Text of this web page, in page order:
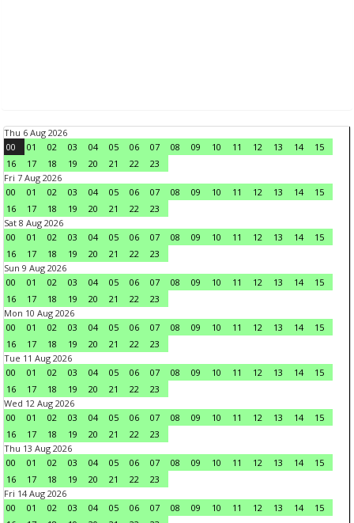
Thu 6 Aug 2026
00
01 02 03 04 05 06 07 08 09 10 11 12 13 14
15
16
17 18 19 20 21 22
23
Fri 7 Aug 2026
00
01 02 03 04 05 06 07 08 09 10 11 12 13 14
15
16
17 18 19 20 21 22
23
Sat 8 Aug 2026
00
01 02 03 04 05 06 07 08 09 10 11 12 13 14
15
16
17 18 19 20 21 22
23
Sun 9 Aug 2026
00
01 02 03 04 05 06 07 08 09 10 11 12 13 14
15
16
17 18 19 20 21 22
23
Mon 10 Aug 2026
00
01 02 03 04 05 06 07 08 09 10 11 12 13 14
15
16
17 18 19 20 21 22
23
Tue 11 Aug 2026
00
01 02 03 04 05 06 07 08 09 10 11 12 13 14
15
16
17 18 19 20 21 22
23
Wed 12 Aug 2026
00
01 02 03 04 05 06 07 08 09 10 11 12 13 14
15
16
17 18 19 20 21 22
23
Thu 13 Aug 2026
00
01 02 03 04 05 06 07 08 09 10 11 12 13 14
15
16
17 18 19 20 21 22
23
Fri 14 Aug 2026
00
01 02 03 04 05 06 07 08 09 10 11 12 13 14
15